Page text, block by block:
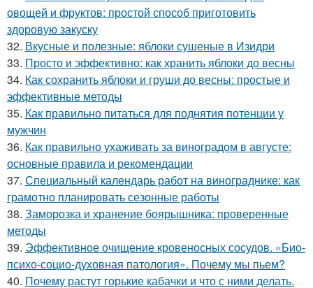
овощей и фруктов: простой способ приготовить
здоровую закуску
32. Вкусные и полезные: яблоки сушеные в Изидри
33. Просто и эффективно: как хранить яблоки до весны
34. Как сохранить яблоки и груши до весны: простые и
эффективные методы
35. Как правильно питаться для поднятия потенции у
мужчин
36. Как правильно ухаживать за виноградом в августе:
основные правила и рекомендации
37. Специальный календарь работ на винограднике: как
грамотно планировать сезонные работы
38. Заморозка и хранение боярышника: проверенные
методы
39. Эффективное очищение кровеносных сосудов. «Био-
психо-социо-духовная патология». Почему мы пьем?
40. Почему растут горькие кабачки и что с ними делать.